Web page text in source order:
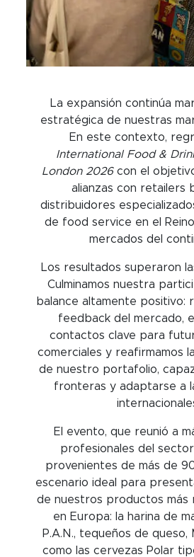
La expansión continúa
estratégica de nuestras
En este contexto,
International Food &
London 2026con el
alianzas con retailers
distribuidores
de food service en el
mercados del
Los resultados superaron
Culminamos nuestra
balance altamente positivo:
feedback del mercado,
contactos clave para
comerciales y reafirmamos
de nuestro portafolio,
fronteras y adaptarse a
El evento, que reunió a
profesionales del
provenientes de más de
escenario ideal para
de nuestros productos más
en Europa: la harina de
P.A.N., tequeños de queso,
como las cervezas Polar